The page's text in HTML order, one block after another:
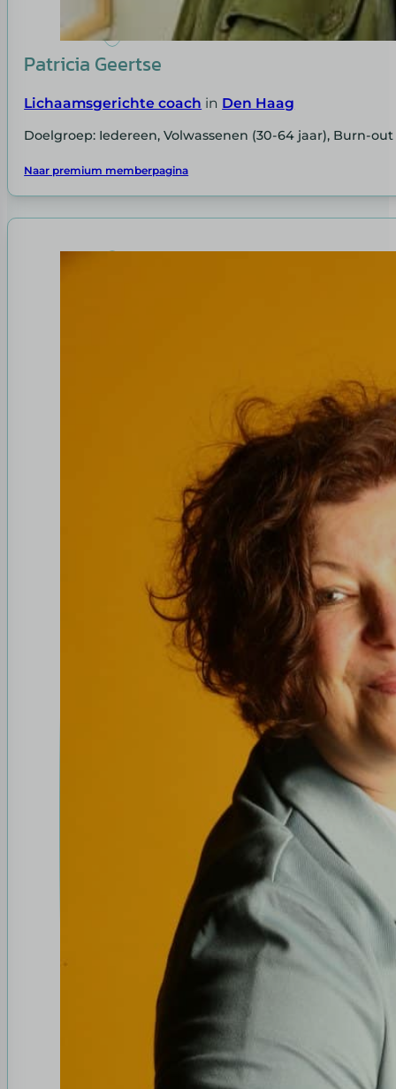
Patricia Geertse
Lichaamsgerichte coach in Den Haag
Doelgroep: Iedereen, Volwassenen (30-64 jaar), Burn-out
Naar premium memberpagina